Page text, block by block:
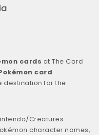
cards at The Card
card
destination for the
Creatures
character names,